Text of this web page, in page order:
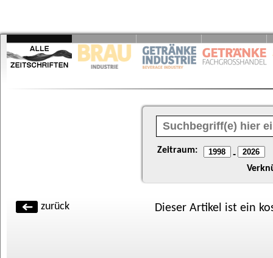
Zeitraum: -
zurück Dieser Artikel ist ein